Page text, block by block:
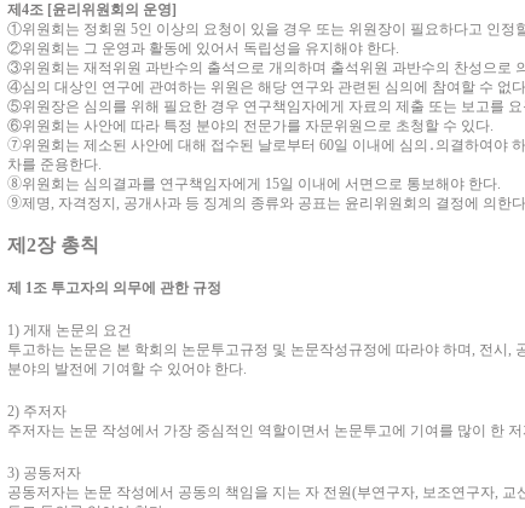
제 4조 [윤리위원회의 운영]
①위원회는 정회원 5인 이상의 요청이 있을 경우 또는 위원장이 필요하다고 인정
②위원회는 그 운영과 활동에 있어서 독립성을 유지해야 한다.
③위원회는 재적위원 과반수의 출석으로 개의하며 출석위원 과반수의 찬성으로
④심의 대상인 연구에 관여하는 위원은 해당 연구와 관련된 심의에 참여할 수 없다
⑤위원장은 심의를 위해 필요한 경우 연구책임자에게 자료의 제출 또는 보고를
⑥위원회는 사안에 따라 특정 분야의 전문가를 자문위원으로 초청할 수 있다.
➆위원회는 제소된 사안에 대해 접수된 날로부터 60일 이내에 심의 ․ 의결하여야
차를 준용한다.
➇위원회는 심의결과를 연구책임자에게 15일 이내에 서면으로 통보해야 한다.
➈제명, 자격정지 , 공개사과 등 징계의 종류와 공표는 윤리위원회의 결정에 의한다
제 2장 총칙
제 1조 투고자의 의무에 관한 규정
1) 게재 논문의 요건
투고하는 논문은 본 학회의 논문투고규정 및 논문작성규정에 따라야 하며, 전시 ,
분야의 발전에 기여할 수 있어야 한다.
2) 주저자
주저자는 논문 작성에서 가장 중심적인 역할이면서 논문투고에 기여를 많이 한
3) 공동저자
공동저자는 논문 작성에서 공동의 책임을 지는 자 전원(부연구자, 보조연구자, 교